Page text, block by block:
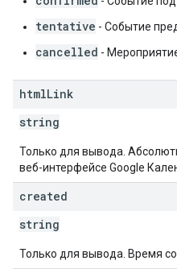
tentative - Событие
cancelled -
htmlLink
string
Только для вывода.
веб-интерфейсе Google
created
string
Только для вывода. Время